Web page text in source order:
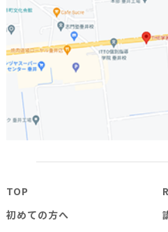
TOP
初めての方へ